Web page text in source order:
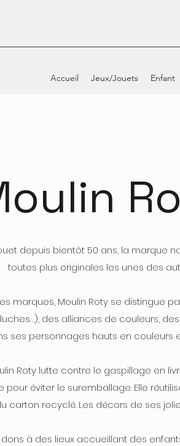
Accueil Jeux/Jouets Enfant
depuis bientôt 50 ans, la marque
toutes plus originales les unes des
marques, Moulin Roty se distingue
des alliances de couleurs,
ses personnages hauts en couleurs
Roty lutte contre le gaspillage en
éviter le suremballage. Elle
carton recyclé. Les décors de ses
à des lieux accueillant des